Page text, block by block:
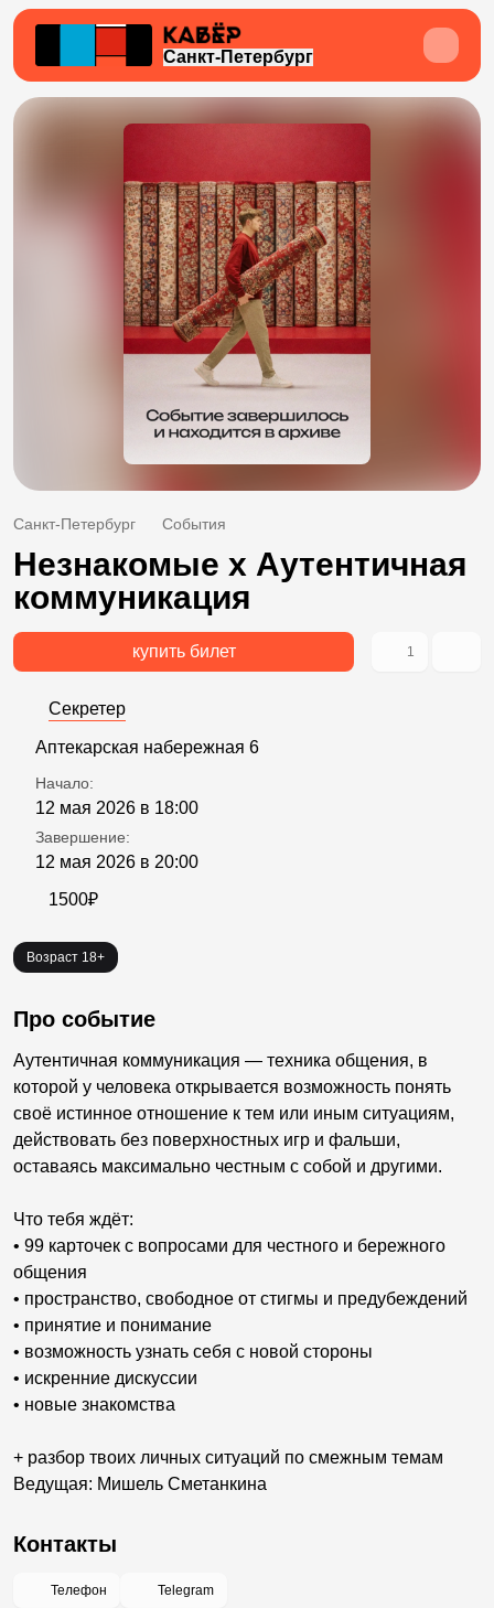
Санкт-Петербург
Санкт-Петербург События
Незнакомые х Аутентичная
коммуникация
купить билет 1
Секретер
Аптекарская набережная 6
Начало:
12 мая 2026 в 18:00
Завершение:
12 мая 2026 в 20:00
1500₽
Возраст 18+
Про событие
Аутентичная коммуникация — техника общения, в
которой у человека открывается возможность понять
своё истинное отношение к тем или иным ситуациям,
действовать без поверхностных игр и фальши,
оставаясь максимально честным с собой и другими.
Что тебя ждёт:
• 99 карточек с вопросами для честного и бережного
общения
• пространство, свободное от стигмы и предубеждений
• принятие и понимание
• возможность узнать себя с новой стороны
• искренние дискуссии
• новые знакомства
+ разбор твоих личных ситуаций по смежным темам
Ведущая: Мишель Сметанкина
Контакты
Телефон Telegram